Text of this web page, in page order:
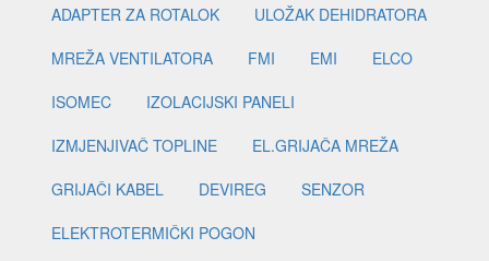
ADAPTER ZA ROTALOK
ULOŽAK DEHIDRATORA
MREŽA VENTILATORA
FMI EMI
ELCO
ISOMEC
IZOLACIJSKI PANELI
IZMJENJIVAČ TOPLINE
EL.GRIJAČA MREŽA
GRIJAČI KABEL
DEVIREG
SENZOR
ELEKTROTERMIČKI POGON